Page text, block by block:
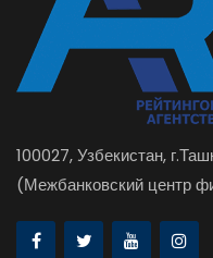
100027, Узбекистан,
(Межбанковский центр